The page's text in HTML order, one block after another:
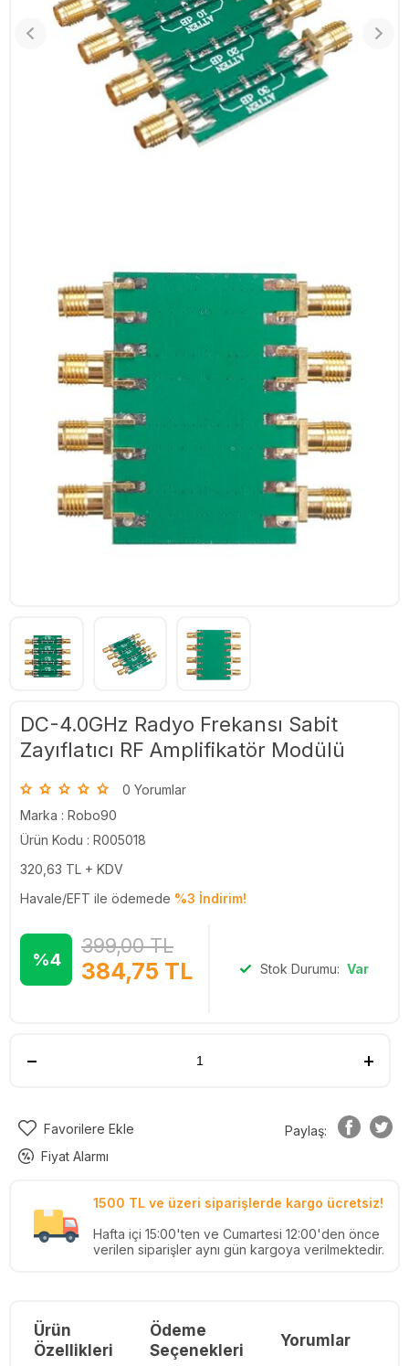
DC-4.0GHz Radyo Frekansı Sabit
Zayıflatıcı RF Amplifikatör Modülü
0 Yorumlar
Marka : Robo90
Ürün Kodu : R005018
320,63 TL + KDV
Havale/EFT ile ödemede %3 İndirim!
%4 384,75 TL
399,00TL
Stok Durumu: Var
Favorilere Ekle
Fiyat Alarmı
Paylaş:
1500 TL ve üzeri siparişlerde kargo ücretsiz!
Hafta içi 15:00'ten ve Cumartesi 12:00'den önce
verilen siparişler aynı gün kargoya verilmektedir.
Ürün
Özellikleri
Ödeme
Seçenekleri
Yorumlar